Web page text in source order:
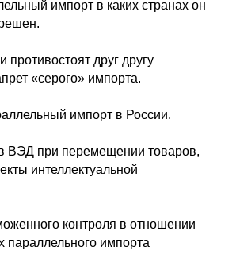
импорт в каких странах он
противостоят друг другу
«серого» импорта.
импорт в России.
ВЭД при перемещении товаров,
интеллектуальной
контроля в отношении
параллельного импорта